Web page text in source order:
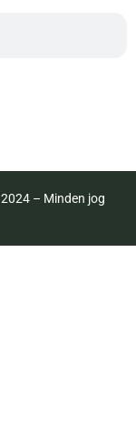
– Minden jog